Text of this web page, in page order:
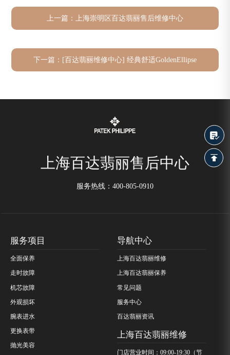
上一篇： 上海崇明区百达翡丽售后维修中心
下一篇： [百达翡丽维修中心] 经典舒适GoldenEllipse
上海百达翡丽售后中心
服务热线： 400-805-0910
服务项目
全面保养
走时故障
机芯故障
外观损坏
腕表进水
更换表带
抛光美容
导航中心
上海百达翡丽维修
上海百达翡丽保养
常见问题
服务中心
百达翡丽资讯
上海百达翡丽维修
门店营业时间：09:00-19:30（节